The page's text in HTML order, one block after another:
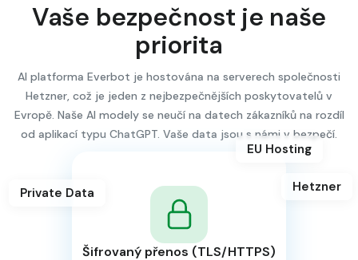
Vaše bezpečnost je naše
priorita
AI platforma Everbot je hostována na serverech společnosti
Hetzner, což je jeden z nejbezpečnějších poskytovatelů v
Evropě. Naše AI modely se neučí na datech zákazníků na rozdíl
od aplikací typu ChatGPT. Vaše data jsou s námi v bezpečí.
Šifrovaný přenos (TLS/HTTPS)
EU Hosting
Hetzner
Private Data